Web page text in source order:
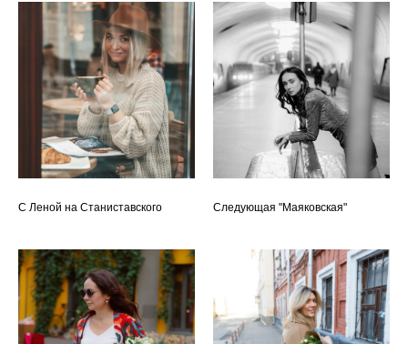
С Леной на Станиставского Следующая "Маяковская"